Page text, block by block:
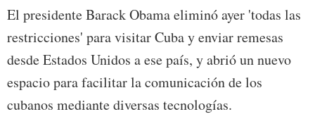
El presidente Barack Obama eliminó ayer 'todas las
restricciones' para visitar Cuba y enviar remesas
desde Estados Unidos a ese país, y abrió un nuevo
espacio para facilitar la comunicación de los
cubanos mediante diversas tecnologías.